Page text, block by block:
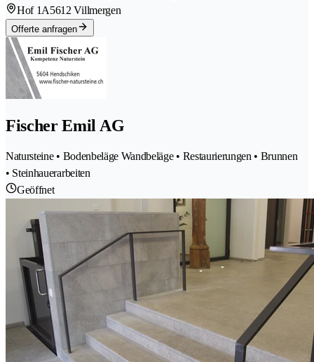
Hof 1A5612 Villmergen
Offerte anfragen
Fischer Emil AG
Natursteine • Bodenbeläge Wandbeläge • Restaurierungen • Brunnen
• Steinhauerarbeiten
Geöffnet